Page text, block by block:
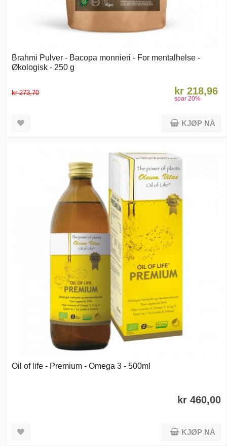
Brahmi Pulver - Bacopa monnieri - For mentalhelse -
Økologisk - 250 g
kr 273,70 kr 218,96
spar 20%
KJØP NÅ
Oil of life - Premium - Omega 3 - 500ml
kr 460,00
KJØP NÅ